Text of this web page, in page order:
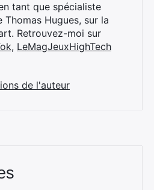
tant que spécialiste
Thomas Hugues, sur la
Retrouvez-moi sur
, LeMagJeuxHighTech
de l'auteur